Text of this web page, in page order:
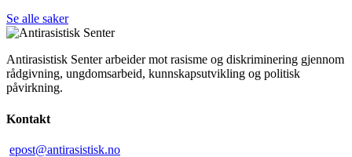
Se alle saker
Antirasistisk Senter arbeider mot rasisme og diskriminering gjennom
rådgivning, ungdomsarbeid, kunnskapsutvikling og politisk
påvirkning.
Kontakt
epost@antirasistisk.no